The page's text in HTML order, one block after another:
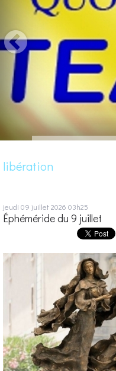
libération
jeudi 09 juillet 2026 03h25
Éphéméride du 9 juillet